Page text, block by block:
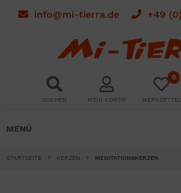
info@mi-tierra.de +49
SUCHEN MEIN KONTO
0
MERKZETTEL
MENÜ
STARTSEITE KERZEN MEDITATIONSKERZEN